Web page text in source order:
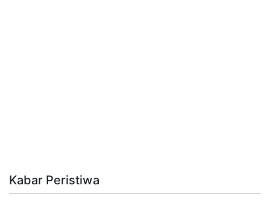
Kabar Peristiwa